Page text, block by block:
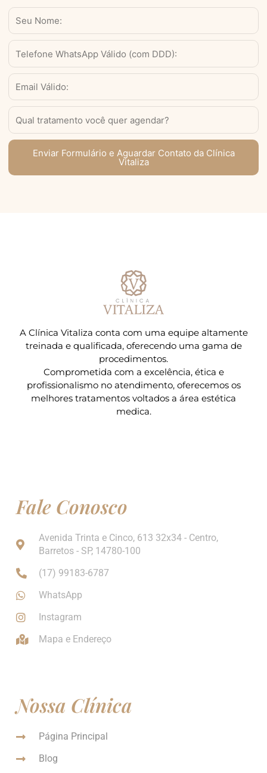
Nome
WhatsApp
Válido
(com
DDD)
Email
Serviço
Enviar Formulário e Aguardar Contato da Clínica
Vitaliza
A Clínica Vitaliza conta com uma equipe altamente
treinada e qualificada, oferecendo uma gama de
procedimentos.
Comprometida com a excelência, ética e
profissionalismo no atendimento, oferecemos os
melhores tratamentos voltados a área estética
medica.
Fale Conosco
Avenida Trinta e Cinco, 613 32x34 - Centro,
Barretos - SP, 14780-100
(17) 99183-6787
WhatsApp
Instagram
Mapa e Endereço
Nossa Clínica
Página Principal
Blog